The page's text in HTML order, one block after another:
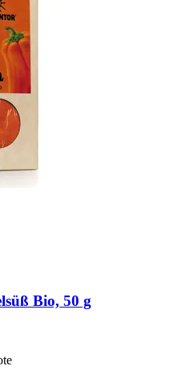
Bio, 50 g